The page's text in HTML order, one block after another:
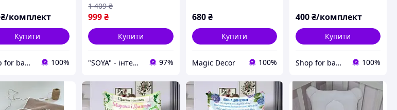
₴/комплект
Купити
Shop for baby "TUTSI" 100%
999₴
1 409 ₴
Купити
"SOYA" - інтернет-магазин 97%
680 ₴
Купити
Magic Decor 100%
400₴/комплект
Купити
Shop for baby "TUTSI" 100%